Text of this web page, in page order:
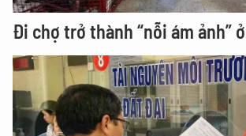
Đi chợ trở thành “nỗi ám ảnh”